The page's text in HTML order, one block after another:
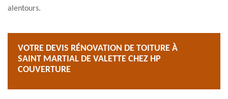
alentours.
VOTRE DEVIS RÉNOVATION DE TOITURE À
SAINT MARTIAL DE VALETTE CHEZ HP
COUVERTURE